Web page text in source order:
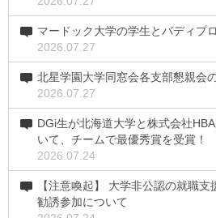
マードック大学の学生とバディプ
2026.07.27
北星学園大学同窓会各支部懇親会
2026.07.27
DGi生が北海道大学と株式会社
いて、チームで最優秀賞を受賞！
2026.07.24
【注意喚起】 大学非公認の就職
勧誘参加について